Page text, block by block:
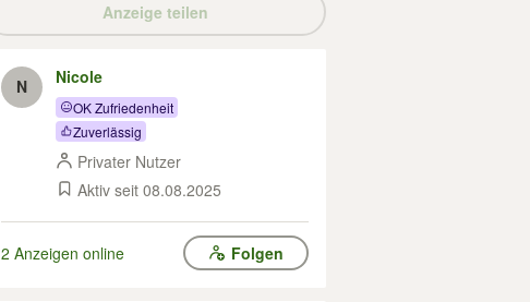
Anzeige teilen
N Nicole
OK Zufriedenheit
Zuverlässig
Privater Nutzer
Aktiv seit 08.08.2025
2 Anzeigen online Folgen